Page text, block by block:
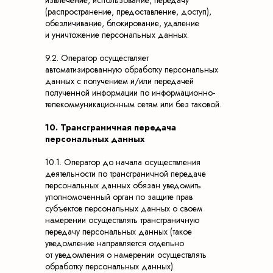
(распространение, предоставление, доступ),
обезличивание, блокирование, удаление
и уничтожение персональных данных.
9.2. Оператор осуществляет
автоматизированную обработку персональных
данных с получением и/или передачей
полученной информации по информационно-
телекоммуникационным сетям или без таковой.
10. Трансграничная передача
персональных данных
10.1. Оператор до начала осуществления
деятельности по трансграничной передаче
персональных данных обязан уведомить
уполномоченный орган по защите прав
субъектов персональных данных о своем
намерении осуществлять трансграничную
передачу персональных данных (такое
уведомление направляется отдельно
от уведомления о намерении осуществлять
обработку персональных данных).